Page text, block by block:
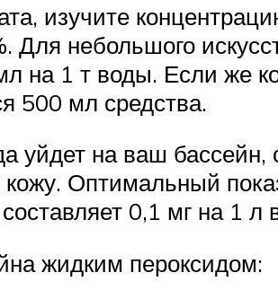
изучите
Для небольшого
на 1 т воды. Если же
500 мл средства.
уйдет на ваш бассейн,
Оптимальный
0,1 мг на 1 л
жидким пероксидом: